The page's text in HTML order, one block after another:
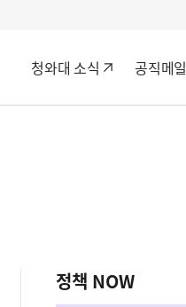
청와대 소식 공직메일
정책 NOW